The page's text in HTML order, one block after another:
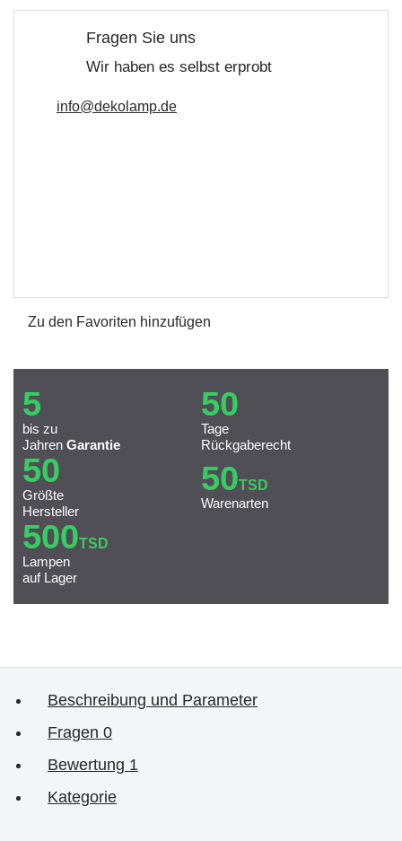
Fragen Sie uns
Wir haben es selbst erprobt
info@dekolamp.de
Zu den Favoriten hinzufügen
5
bis zu
Jahren Garantie
50
Tage
Rückgaberecht
50
Größte
Hersteller
50TSD
Warenarten
500TSD
Lampen
auf Lager
Beschreibung und Parameter
Fragen 0
Bewertung 1
Kategorie